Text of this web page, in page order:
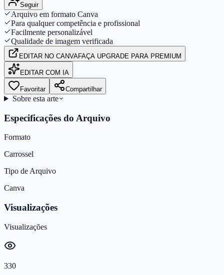
Seguir
Arquivo em formato Canva
Para qualquer competência e profissional
Facilmente personalizável
Qualidade de imagem verificada
EDITAR NO CANVAFAÇA UPGRADE PARA PREMIUM
EDITAR COM IA
Favoritar Compartilhar
Sobre esta arte
Especificações do Arquivo
Formato
Carrossel
Tipo de Arquivo
Canva
Visualizações
Visualizações
330